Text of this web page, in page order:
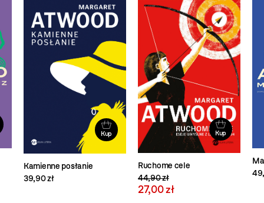
Kup
Kamienne posłanie
39,90 zł
Kup
Ruchome cele
44,90 zł
27,00 zł